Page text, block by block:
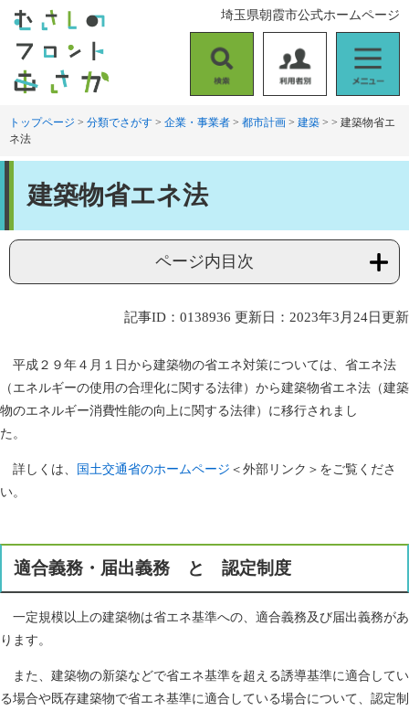
す
。
し
て
索
用
者
ニ
ュ
埼玉県朝霞市公式ホームページ
トップページ > 分類でさがす > 企業・事業者 > 都市計画 > 建築 > > 建築物省エ
ネ法
建築物省エネ法
ページ内目次
記事ID：0138936 更新日：2023年3月24日更新
平成２９年４月１日から建築物の省エネ対策については、省エネ法
（エネルギーの使用の合理化に関する法律）から建築物省エネ法（建築
物のエネルギー消費性能の向上に関する法律）に移行されまし
た。
詳しくは、 国土交通省のホームページ ＜外部リンク＞をご覧くださ
い。
適合義務・届出義務 と 認定制度
一定規模以上の建築物は省エネ基準への、適合義務及び届出義務があ
ります。
また、建築物の新築などで省エネ基準を超える誘導基準に適合してい
る場合や既存建築物で省エネ基準に適合している場合について、認定制